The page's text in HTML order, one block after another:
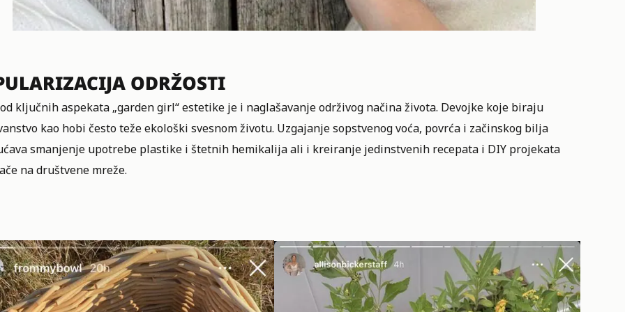
ODRŽOSTI
ključnih aspekata „garden girl“ estetike je i naglašavanje održivog načina života. Devojke koje biraju
kao hobi često teže ekološki svesnom životu. Uzgajanje sopstvenog voća, povrća i začinskog bilja
smanjenje upotrebe plastike i štetnih hemikalija ali i kreiranje jedinstvenih recepata i DIY projekata
na društvene mreže.